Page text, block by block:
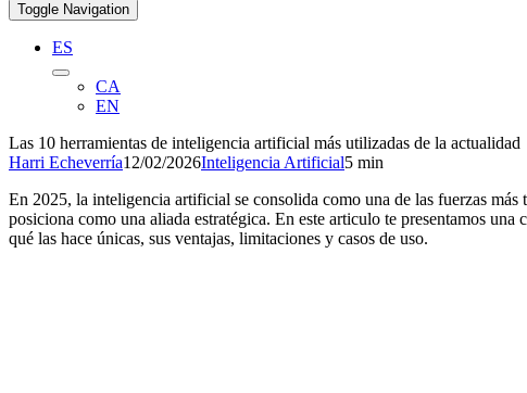
Toggle Navigation
ES
CA
EN
Las 10 herramientas de inteligencia artificial más utilizadas de la actualidad
Harri Echeverría12/02/2026Inteligencia Artificial5 min
En 2025, la inteligencia artificial se consolida como una de las fuerzas
posiciona como una aliada estratégica. En este articulo te presentamos
qué las hace únicas, sus ventajas, limitaciones y casos de uso.